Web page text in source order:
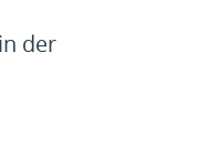
der